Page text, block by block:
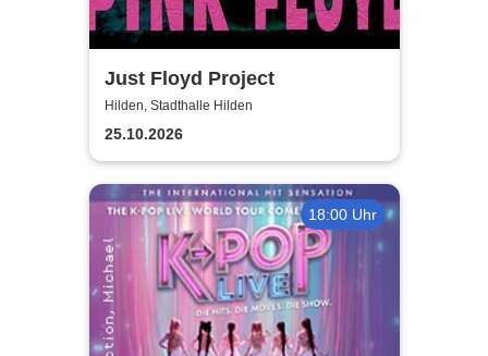
Just Floyd Project
Hilden, Stadthalle Hilden
25.10.2026
18:00 Uhr